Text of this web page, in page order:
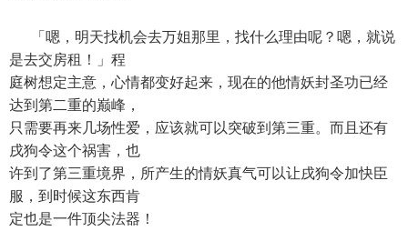
「嗯，明天找机会去万姐那里，找什么理由呢？嗯，就说
是去交房租！」程
庭树想定主意，心情都变好起来，现在的他情妖封圣功已经
达到第二重的巅峰，
只需要再来几场性爱，应该就可以突破到第三重。而且还有
戌狗令这个祸害，也
许到了第三重境界，所产生的情妖真气可以让戌狗令加快臣
服，到时候这东西肯
定也是一件顶尖法器！